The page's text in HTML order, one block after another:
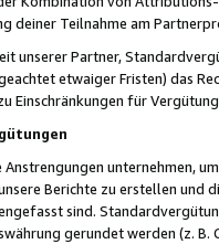
deiner Teilnahme am
unserer Partner,
etwaiger Fristen) das
Einschränkungen für
unternehmen,
Berichte zu erstellen und
sind.
gerundet werden (z.